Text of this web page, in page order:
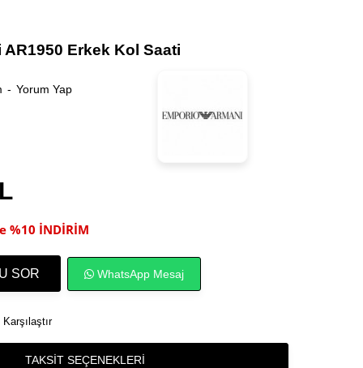
Erkek Kol Saati
- Yorum Yap
%10 İNDİRİM
SOR WhatsApp Mesaj
Karşılaştır
TAKSIT SEÇENEKLERI